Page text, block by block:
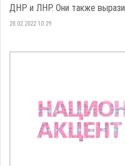
ДНР и ЛНР. Они также
28.02.2022 10:29